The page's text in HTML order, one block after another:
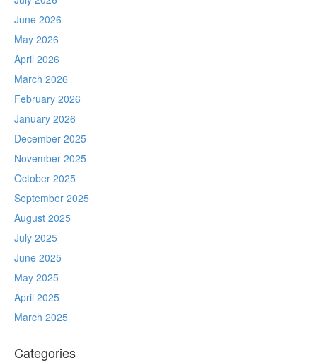
June 2026
May 2026
April 2026
March 2026
February 2026
January 2026
December 2025
November 2025
October 2025
September 2025
August 2025
July 2025
June 2025
May 2025
April 2025
March 2025
Categories